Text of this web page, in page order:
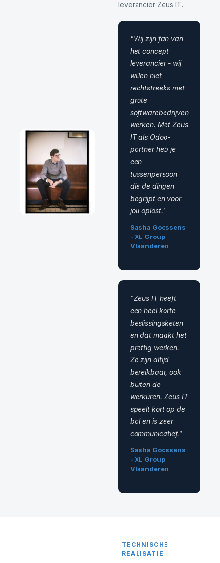
leverancier Zeus IT.
"Wij zijn fan van
het concept
leverancier - wij
willen niet
rechtstreeks met
grote
softwarebedrijven
werken. Met Zeus
IT als Odoo-
partner heb je
een
tussenpersoon
die de dingen
begrijpt en voor
jou oplost."
Sasha Goossens
- XL Group
Vlaanderen
"Zeus IT heeft
een heel korte
beslissingsketen
en dat maakt het
prettig werken.
Ze zijn altijd
bereikbaar, ook
buiten de
werkuren. Zeus IT
speelt kort op de
bal en is zeer
communicatief."
Sasha Goossens
- XL Group
Vlaanderen
TECHNISCHE
REALISATIE